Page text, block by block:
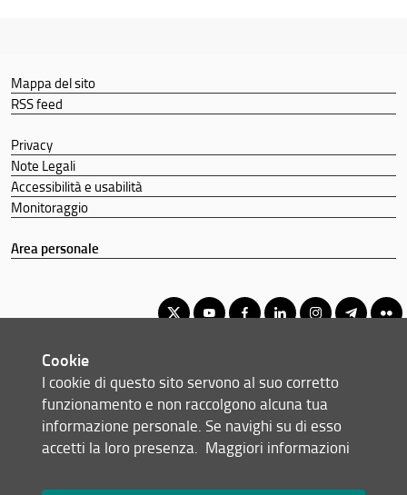
Mappa del sito
RSS feed
Privacy
Note Legali
Accessibilità e usabilità
Monitoraggio
Area personale
© Copyright 2012-2026 Università degli Studi di Firenze UNIFI
P.IVA/Cod.Fis 01279680480
Viale Morgagni, 40/44 - 50134 Firenze (FI)
Cookie
I cookie di questo sito servono al suo corretto
funzionamento e non raccolgono alcuna tua
informazione personale. Se navighi su di esso
accetti la loro presenza. Maggiori informazioni